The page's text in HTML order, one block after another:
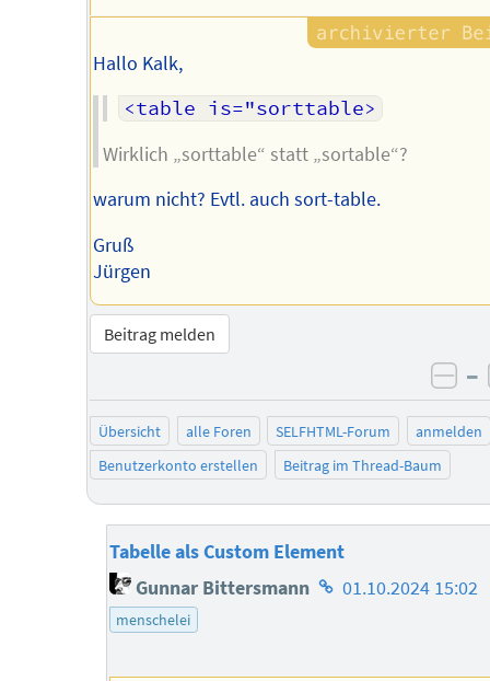
Hallo Kalk,
<table is="sorttable>
Wirklich „sorttable“ statt „sortable“?
warum nicht? Evtl. auch sort-table.
Gruß
Jürgen
Beitrag melden
–
Übersicht alle Foren SELFHTML-Forum
anmelden
Benutzerkonto erstellen
Beitrag im Thread-Baum
Tabelle als Custom Element
Gunnar Bittersmann Homepage
01.10.2024 15:02
menschelei